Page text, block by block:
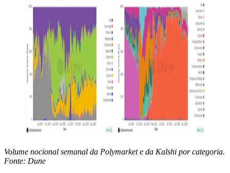
Volume nocional semanal da Polymarket e da Kalshi por categoria.
Fonte: Dune